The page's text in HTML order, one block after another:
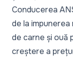
Conducerea
de la
de carne și ouă
creștere a